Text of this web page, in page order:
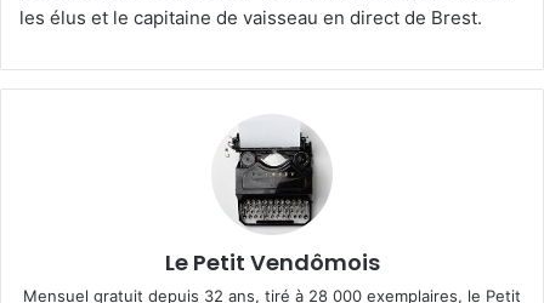
les élus et le capitaine de vaisseau en direct de Brest.
Le Petit Vendômois
Mensuel gratuit depuis 32 ans, tiré à 28 000 exemplaires, le Petit